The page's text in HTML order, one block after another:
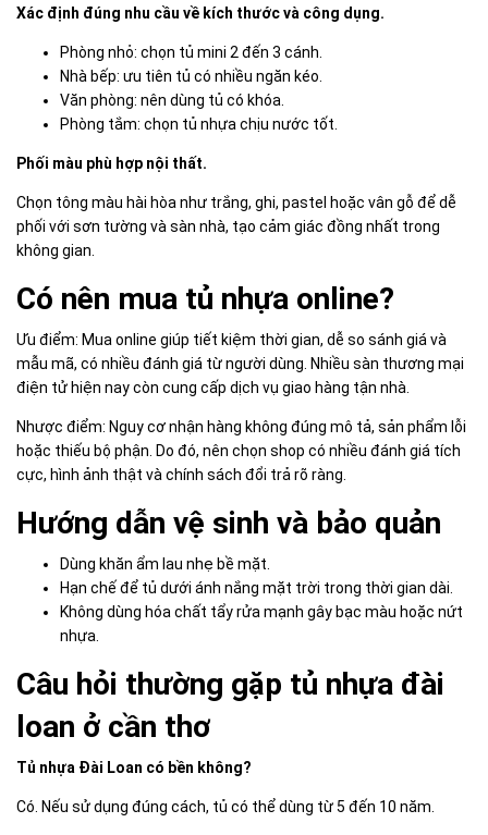
Xác định đúng nhu cầu về kích thước và công dụng.
Phòng nhỏ: chọn tủ mini 2 đến 3 cánh.
Nhà bếp: ưu tiên tủ có nhiều ngăn kéo.
Văn phòng: nên dùng tủ có khóa.
Phòng tắm: chọn tủ nhựa chịu nước tốt.
Phối màu phù hợp nội thất.
Chọn tông màu hài hòa như trắng, ghi, pastel hoặc vân gỗ để dễ
phối với sơn tường và sàn nhà, tạo cảm giác đồng nhất trong
không gian.
Có nên mua tủ nhựa online?
Ưu điểm: Mua online giúp tiết kiệm thời gian, dễ so sánh giá và
mẫu mã, có nhiều đánh giá từ người dùng. Nhiều sàn thương mại
điện tử hiện nay còn cung cấp dịch vụ giao hàng tận nhà.
Nhược điểm: Nguy cơ nhận hàng không đúng mô tả, sản phẩm lỗi
hoặc thiếu bộ phận. Do đó, nên chọn shop có nhiều đánh giá tích
cực, hình ảnh thật và chính sách đổi trả rõ ràng.
Hướng dẫn vệ sinh và bảo quản
Dùng khăn ẩm lau nhẹ bề mặt.
Hạn chế để tủ dưới ánh nắng mặt trời trong thời gian dài.
Không dùng hóa chất tẩy rửa mạnh gây bạc màu hoặc nứt
nhựa.
Câu hỏi thường gặp tủ nhựa đài
loan ở cần thơ
Tủ nhựa Đài Loan có bền không?
Có. Nếu sử dụng đúng cách, tủ có thể dùng từ 5 đến 10 năm.